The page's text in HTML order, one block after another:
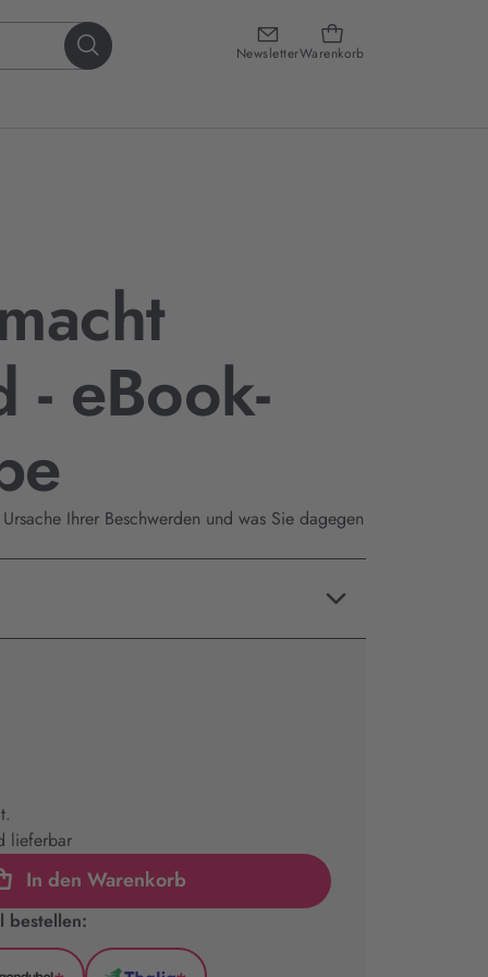
NewsletterWarenkorb
- eBook-
Ihrer Beschwerden und was Sie dagegen
lieferbar
In den Warenkorb
bestellen: